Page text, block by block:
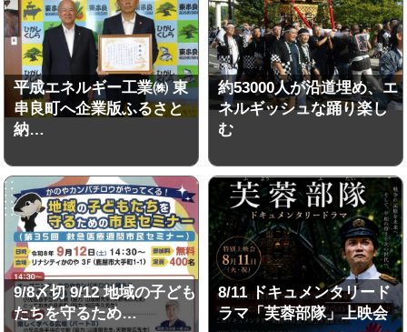
平成エネルギー工業㈱ 東
串良町へ企業版ふるさと
納…
約53000人が沿道埋め、エ
ネルギッシュな踊り楽し
む
9/8〆切 9/12 地域の子ども
たちを守るため…
8/11 ドキュメンタリード
ラマ「芙蓉部隊」上映会